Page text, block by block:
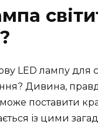
LED лампу для
Дивина,
поставити
із цими